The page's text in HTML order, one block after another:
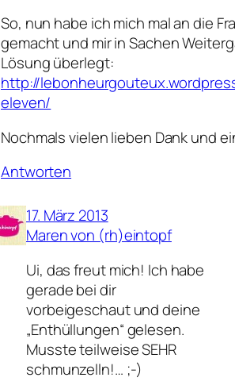
So, nun habe ich mich mal an die
gemacht und mir in Sachen
Lösung überlegt:
http://
eleven/
Nochmals vielen lieben Dank und
Antworten
17. März 2013
Maren von (rh)eintopf
Ui, das freut mich! Ich habe
gerade bei dir
vorbeigeschaut und deine
„Enthüllungen“ gelesen.
Musste teilweise SEHR
schmunzelln!… ;-)